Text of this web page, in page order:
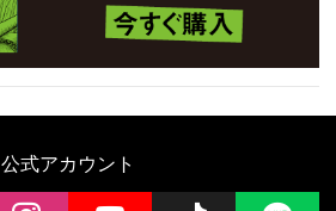
公式アカウント